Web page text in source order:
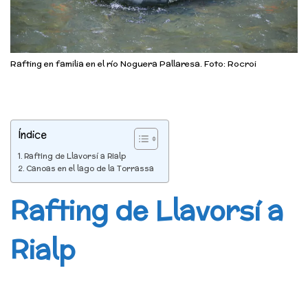
Rafting en familia en el río Noguera Pallaresa. Foto: Rocroi
Índice
Rafting de Llavorsí a Rialp
Canoas en el lago de la Torrassa
Rafting de Llavorsí a
Rialp